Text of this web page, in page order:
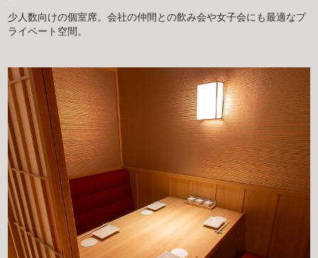
少人数向けの個室席。会社の仲間との飲み会や女子会にも最適なプ
ライベート空間。